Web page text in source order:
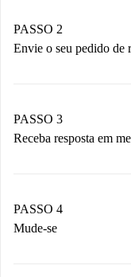
Você tem todas
antecipadamente.
PASSO 2
Envie o seu pedido de
Não cobramos
PASSO 3
Receba resposta em
proprietário.
Se recusada:
PASSO 4
Mude-se